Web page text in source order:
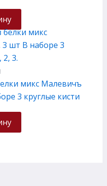
микс Малевичъ
3 круглые кисти